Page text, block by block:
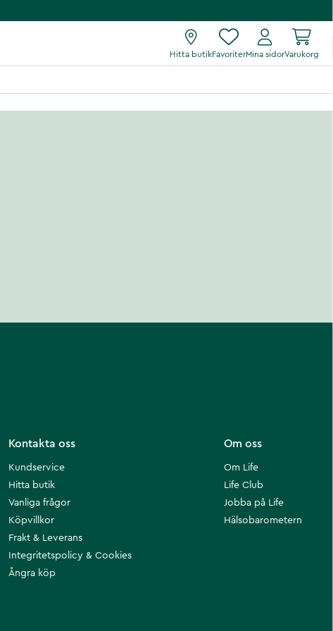
Hitta butikFavoriterMina sidorVarukorg
Om oss
Om Life
Life Club
Jobba på Life
Hälsobarometern
Kontakta oss
Kundservice
Hitta butik
Vanliga frågor
Köpvillkor
Frakt & Leverans
Integritetspolicy & Cookies
Ångra köp